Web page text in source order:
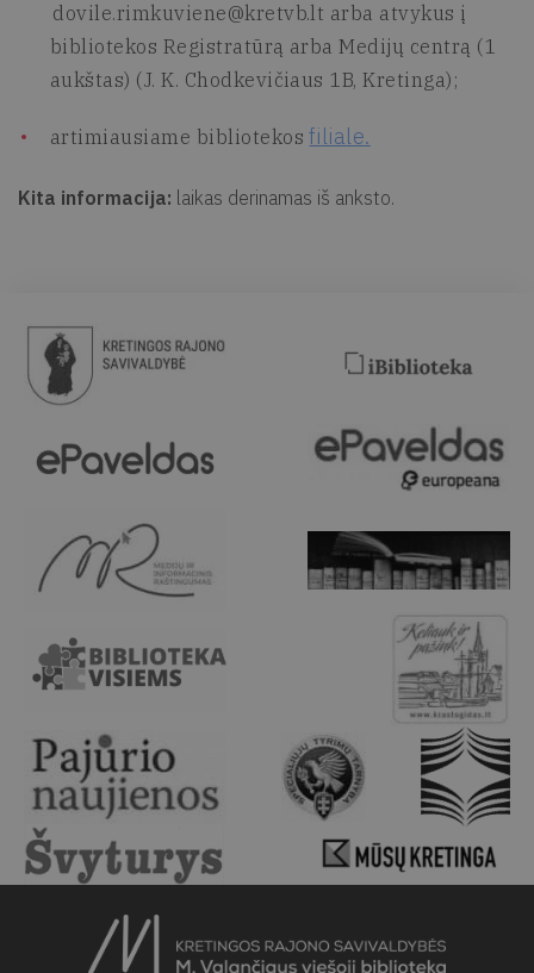
dovile.rimkuviene@kretvb.lt arba atvykus į
bibliotekos Registratūrą arba Medijų centrą (1
aukštas) (J. K. Chodkevičiaus 1B, Kretinga);
artimiausiame bibliotekosfiliale.
Kita informacija: laikas derinamas iš anksto.